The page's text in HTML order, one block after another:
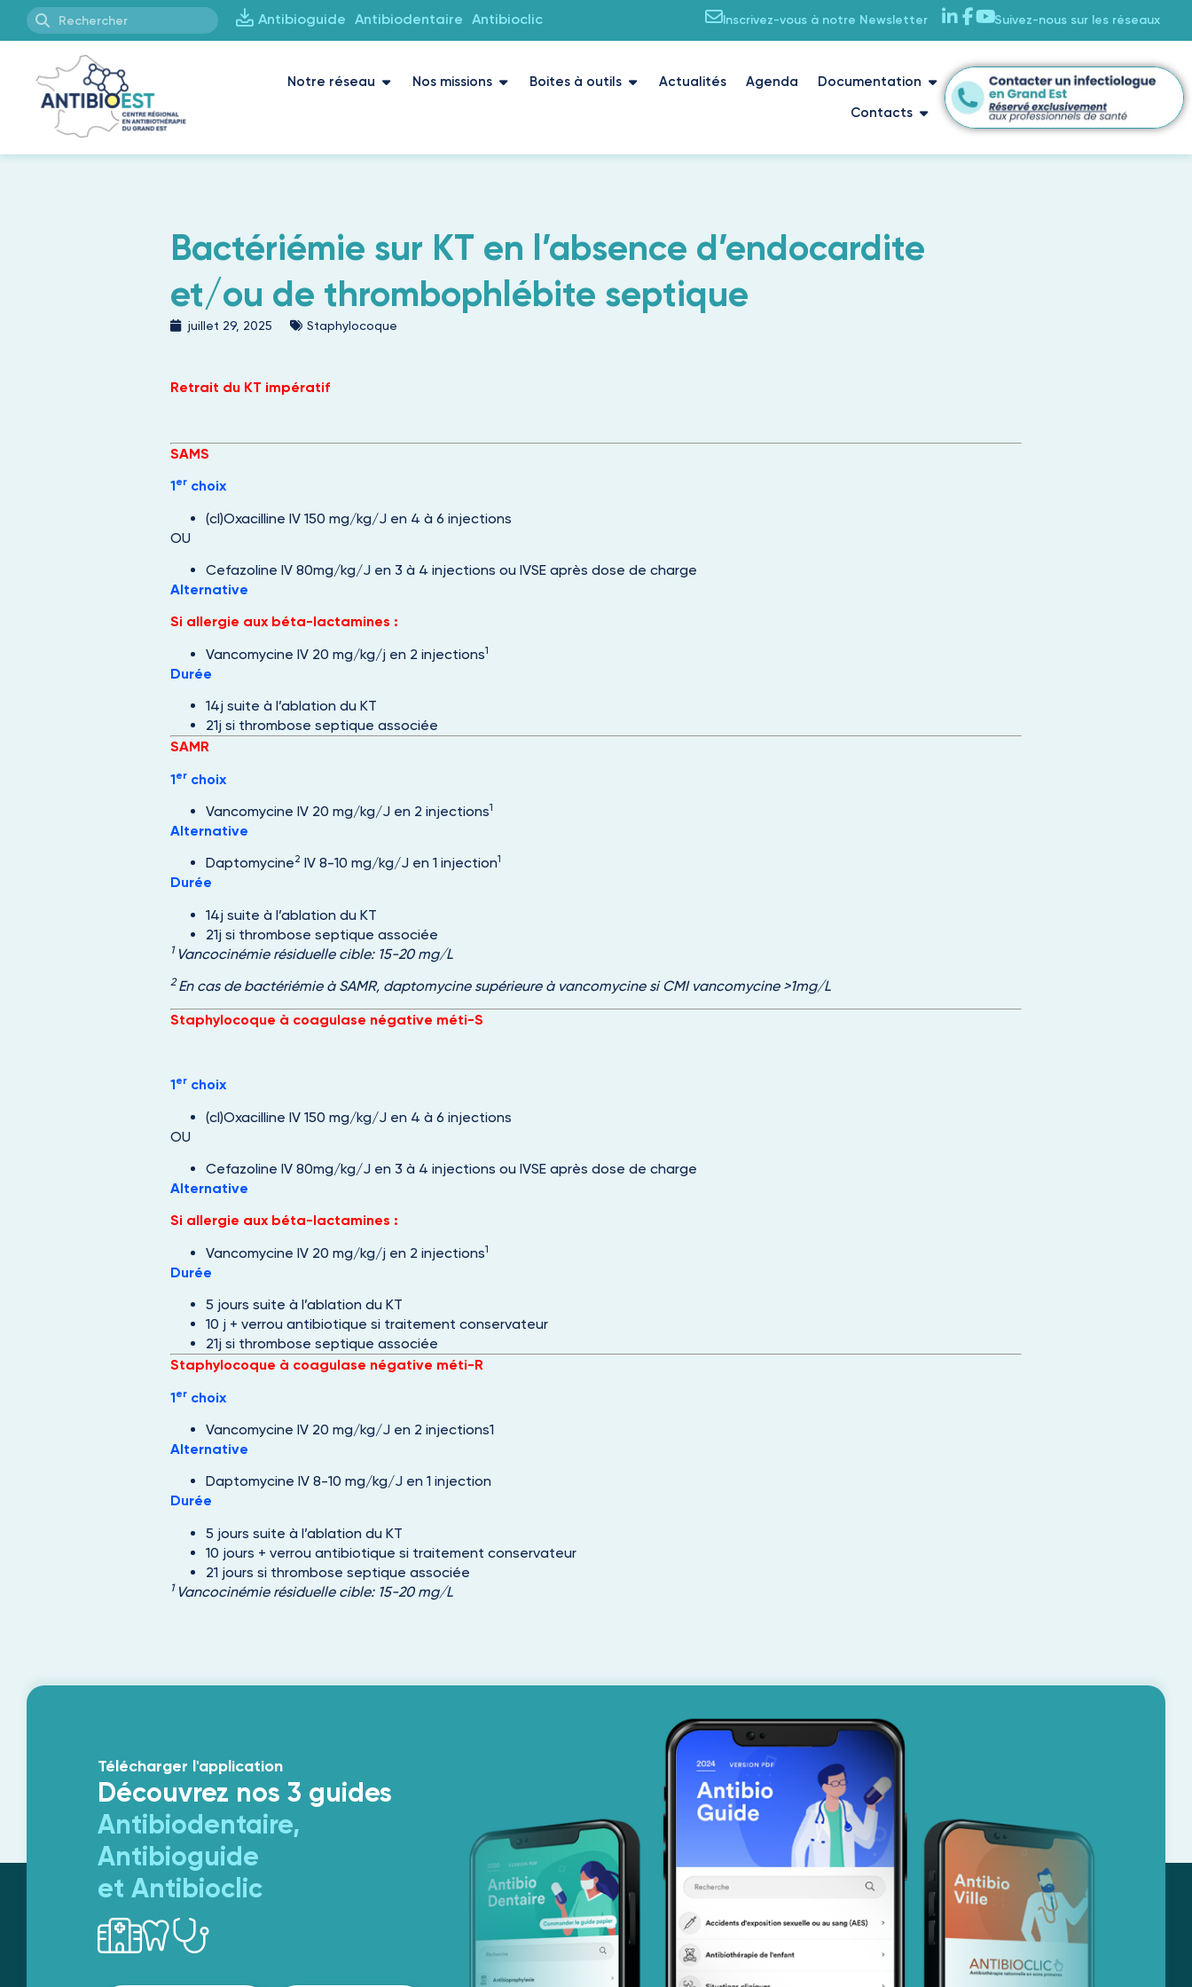
Antibioguide Antibiodentaire Antibioclic Inscrivez-vous à notre Newsletter Suivez-nous sur les réseaux
Notre réseau Nos missions Boites à outils Actualités Agenda
Documentation
Contacts
Bactériémie sur KT en l’absence d’endocardite
et/ou de thrombophlébite septique
juillet 29, 2025 Staphylocoque
Retrait du KT impératif
SAMS
1er choix
(cl)Oxacilline IV 150 mg/kg/J en 4 à 6 injections
OU
Cefazoline IV 80mg/kg/J en 3 à 4 injections ou IVSE après dose de charge
Alternative
Si allergie aux béta-lactamines :
Vancomycine IV 20 mg/kg/j en 2 injections1
Durée
14j suite à l’ablation du KT
21j si thrombose septique associée
SAMR
1er choix
Vancomycine IV 20 mg/kg/J en 2 injections1
Alternative
Daptomycine2 IV 8-10 mg/kg/J en 1 injection1
Durée
14j suite à l’ablation du KT
21j si thrombose septique associée
1 Vancocinémie résiduelle cible: 15-20 mg/L
2En cas de bactériémie à SAMR, daptomycine supérieure à vancomycine si CMI vancomycine >1mg/L
Staphylocoque à coagulase négative méti-S
1er choix
(cl)Oxacilline IV 150 mg/kg/J en 4 à 6 injections
OU
Cefazoline IV 80mg/kg/J en 3 à 4 injections ou IVSE après dose de charge
Alternative
Si allergie aux béta-lactamines :
Vancomycine IV 20 mg/kg/j en 2 injections1
Durée
5 jours suite à l’ablation du KT
10 j + verrou antibiotique si traitement conservateur
21j si thrombose septique associée
Staphylocoque à coagulase négative méti-R
1er choix
Vancomycine IV 20 mg/kg/J en 2 injections1
Alternative
Daptomycine IV 8-10 mg/kg/J en 1 injection
Durée
5 jours suite à l’ablation du KT
10 jours + verrou antibiotique si traitement conservateur
21 jours si thrombose septique associée
1 Vancocinémie résiduelle cible: 15-20 mg/L
Télécharger l'application
Découvrez nos 3 guides
Antibiodentaire,
Antibioguide
et Antibioclic